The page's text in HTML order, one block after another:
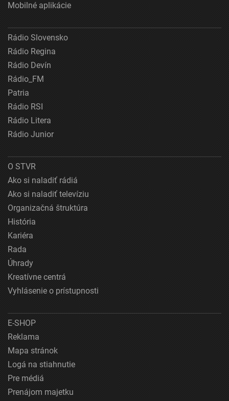
Mobilné aplikácie
Rádio Slovensko
Rádio Regina
Rádio Devín
Rádio_FM
Patria
Rádio RSI
Rádio Litera
Rádio Junior
O STVR
Ako si naladiť rádiá
Ako si naladiť televíziu
Organizačná štruktúra
História
Kariéra
Rada
Úhrady
Kreatívne centrá
Vyhlásenie o prístupnosti
E-SHOP
Reklama
Mapa stránok
Logá na stiahnutie
Pre médiá
Prenájom majetku